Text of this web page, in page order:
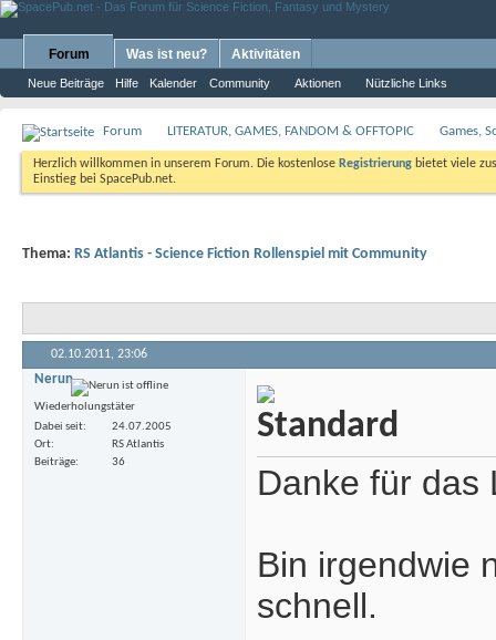
Forum
Neue Beiträge Hilfe Kalender Community Aktionen Nützliche Links
Was ist neu? Aktivitäten
Forum LITERATUR, GAMES, FANDOM & OFFTOPIC Games,
Herzlich willkommen in unserem Forum. Die kostenlose Registrierung bietet viele
Einstieg bei SpacePub.net.
Thema: RS Atlantis - Science Fiction Rollenspiel mit Community
02.10.2011, 23:06
Nerun
Wiederholungstäter
Dabei seit
24.07.2005
Ort
RS Atlantis
Beiträge
36
Danke für
Bin irgendwie
schnell.